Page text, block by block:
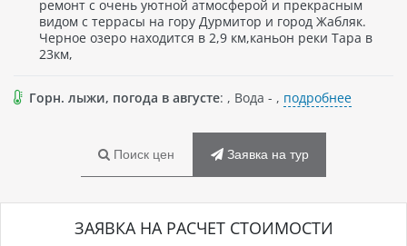
ремонт с очень уютной атмосферой и прекрасным
видом с террасы на гору Дурмитор и город Жабляк.
Черное озеро находится в 2,9 км,каньон реки Тара в
23км,
Горн. лыжи, погода в августе: , Вода - , подробнее
Поиск цен Заявка на тур
ЗАЯВКА НА РАСЧЕТ СТОИМОСТИ